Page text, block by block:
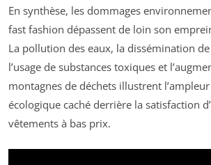
En synthèse, les dommages
fast fashion dépassent de loin son
La pollution des eaux, la dissémination
l’usage de substances toxiques et
montagnes de déchets illustrent
écologique caché derrière la satisfaction
vêtements à bas prix.